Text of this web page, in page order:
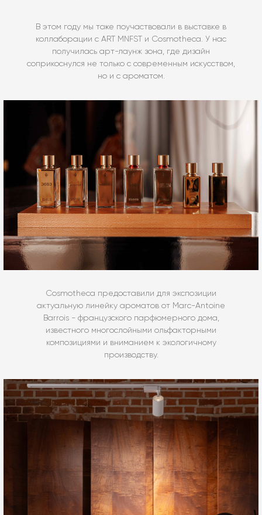
В этом году мы тоже поучаствовали в выставке в
коллаборации с ART MNFST и Cosmotheca. У нас
получилась арт-лаунж зона, где дизайн
соприкоснулся не только с современным искусством,
но и с ароматом.
Cosmotheca предоставили для экспозиции
актуальную линейку ароматов от Marc-Antoine
Barrois - французского парфюмерного дома,
известного многослойными ольфакторными
композициями и вниманием к экологичному
производству.